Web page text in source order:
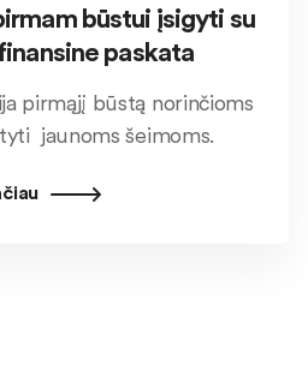
būstui įsigyti su
paskata
pirmąjį būstą norinčioms
jaunoms šeimoms.